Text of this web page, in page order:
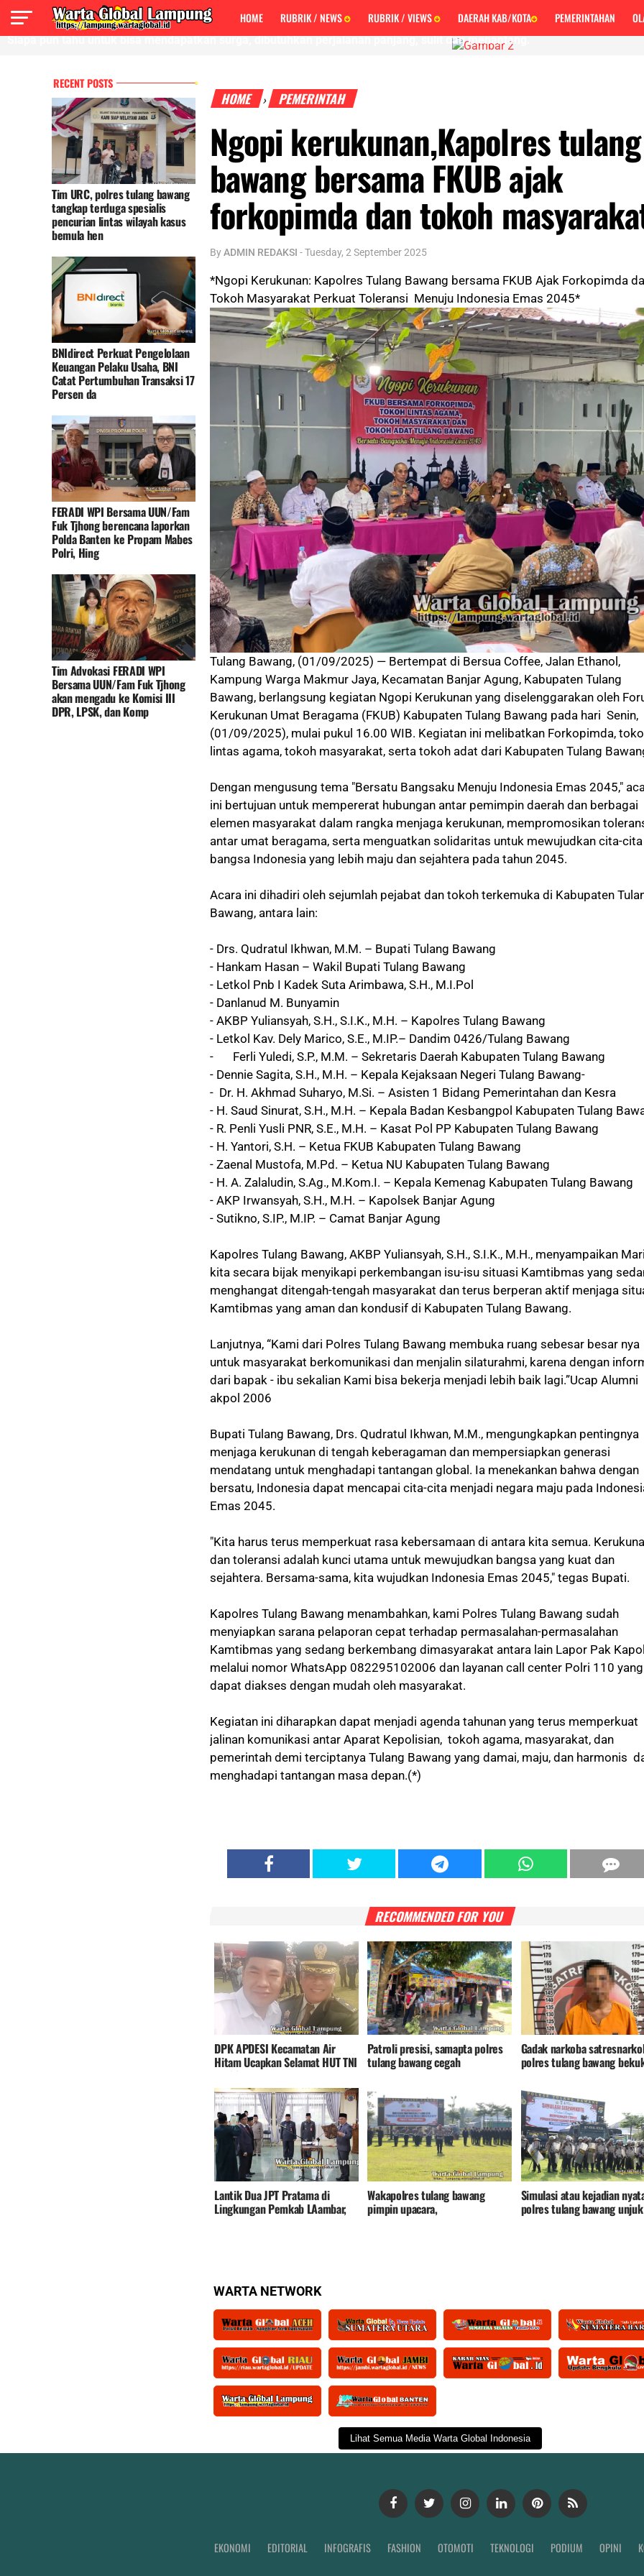
HOME RUBRIK / NEWS RUBRIK / VIEWS DAERAH KAB/KOTA PEMERINTAHAN
Pesona surga yang tersembunyi: Curup Gangsa
Siapa pun tahu untuk bisa mendapatkan surga, dibutuhkan perjalanan panjang, sulit dan menantang.
RECENT POSTS
Tim URC, polres tulang bawang
tangkap terduga spesialis
pencurian lintas wilayah kasus
bemula hen
BNIdirect Perkuat Pengelolaan
Keuangan Pelaku Usaha, BNI
Catat Pertumbuhan Transaksi 17
Persen da
FERADI WPI Bersama UUN/Fam
Fuk Tjhong berencana laporkan
Polda Banten ke Propam Mabes
Polri, Hing
Tim Advokasi FERADI WPI
Bersama UUN/Fam Fuk Tjhong
akan mengadu ke Komisi III
DPR, LPSK, dan Komp
HOME › PEMERINTAH
Ngopi kerukunan,Kapolres tulang
bawang bersama FKUB ajak
forkopimda dan tokoh
ByADMIN REDAKSI -Tuesday, 2 September 2025
*Ngopi Kerukunan: Kapolres Tulang Bawang bersama FKUB Ajak Forkopimda
Tokoh Masyarakat Perkuat Toleransi Menuju Indonesia Emas 2045*
Tulang Bawang, (01/09/2025) — Bertempat di Bersua Coffee, Jalan Ethanol,
Kampung Warga Makmur Jaya, Kecamatan Banjar Agung, Kabupaten Tulang
Bawang, berlangsung kegiatan Ngopi Kerukunan yang diselenggarakan oleh
Kerukunan Umat Beragama (FKUB) Kabupaten Tulang Bawang pada hari Senin,
(01/09/2025), mulai pukul 16.00 WIB. Kegiatan ini melibatkan Forkopimda,
lintas agama, tokoh masyarakat, serta tokoh adat dari Kabupaten Tulang
Dengan mengusung tema "Bersatu Bangsaku Menuju Indonesia Emas 2045,"
ini bertujuan untuk mempererat hubungan antar pemimpin daerah dan berbagai
elemen masyarakat dalam rangka menjaga kerukunan, mempromosikan
antar umat beragama, serta menguatkan solidaritas untuk mewujudkan cita-cita
bangsa Indonesia yang lebih maju dan sejahtera pada tahun 2045.
Acara ini dihadiri oleh sejumlah pejabat dan tokoh terkemuka di Kabupaten
Bawang, antara lain:
- Drs. Qudratul Ikhwan, M.M. – Bupati Tulang Bawang
- Hankam Hasan – Wakil Bupati Tulang Bawang
- Letkol Pnb I Kadek Suta Arimbawa, S.H., M.I.Pol
- Danlanud M. Bunyamin
- AKBP Yuliansyah, S.H., S.I.K., M.H. – Kapolres Tulang Bawang
- Letkol Kav. Dely Marico, S.E., M.IP.– Dandim 0426/Tulang Bawang
-
Ferli Yuledi, S.P., M.M. – Sekretaris Daerah Kabupaten Tulang Bawang
- Dennie Sagita, S.H., M.H. – Kepala Kejaksaan Negeri Tulang Bawang-
- Dr. H. Akhmad Suharyo, M.Si. – Asisten 1 Bidang Pemerintahan dan Kesra
- H. Saud Sinurat, S.H., M.H. – Kepala Badan Kesbangpol Kabupaten Tulang
- R. Penli Yusli PNR, S.E., M.H. – Kasat Pol PP Kabupaten Tulang Bawang
- H. Yantori, S.H. – Ketua FKUB Kabupaten Tulang Bawang
- Zaenal Mustofa, M.Pd. – Ketua NU Kabupaten Tulang Bawang
- H. A. Zalaludin, S.Ag., M.Kom.I. – Kepala Kemenag Kabupaten Tulang Bawang
- AKP Irwansyah, S.H., M.H. – Kapolsek Banjar Agung
- Sutikno, S.IP., M.IP. – Camat Banjar Agung
Kapolres Tulang Bawang, AKBP Yuliansyah, S.H., S.I.K., M.H., menyampaikan
kita secara bijak menyikapi perkembangan isu-isu situasi Kamtibmas yang
menghangat ditengah-tengah masyarakat dan terus berperan aktif menjaga
Kamtibmas yang aman dan kondusif di Kabupaten Tulang Bawang.
Lanjutnya, “Kami dari Polres Tulang Bawang membuka ruang sebesar besar nya
untuk masyarakat berkomunikasi dan menjalin silaturahmi, karena dengan
dari bapak - ibu sekalian Kami bisa bekerja menjadi lebih baik lagi.”Ucap Alumni
akpol 2006
Bupati Tulang Bawang, Drs. Qudratul Ikhwan, M.M., mengungkapkan pentingnya
menjaga kerukunan di tengah keberagaman dan mempersiapkan generasi
mendatang untuk menghadapi tantangan global. Ia menekankan bahwa dengan
bersatu, Indonesia dapat mencapai cita-cita menjadi negara maju pada
Emas 2045.
"Kita harus terus memperkuat rasa kebersamaan di antara kita semua.
dan toleransi adalah kunci utama untuk mewujudkan bangsa yang kuat dan
sejahtera. Bersama-sama, kita wujudkan Indonesia Emas 2045," tegas Bupati.
Kapolres Tulang Bawang menambahkan, kami Polres Tulang Bawang sudah
menyiapkan sarana pelaporan cepat terhadap permasalahan-permasalahan
Kamtibmas yang sedang berkembang dimasyarakat antara lain Lapor Pak
melalui nomor WhatsApp 082295102006 dan layanan call center Polri 110 yang
dapat diakses dengan mudah oleh masyarakat.
Kegiatan ini diharapkan dapat menjadi agenda tahunan yang terus memperkuat
jalinan komunikasi antar Aparat Kepolisian, tokoh agama, masyarakat, dan
pemerintah demi terciptanya Tulang Bawang yang damai, maju, dan harmonis
menghadapi tantangan masa depan.(*)
RECOMMENDED FOR YOU
DPK APDESI Kecamatan Air
Hitam Ucapkan Selamat HUT TNI
ke-80
Patroli presisi, samapta polres
tulang bawang cegah
kriminalitas dan konflik sosial,
Gadak narkoba
polres tulang bawang
pengedar sabu di warung
pinggir jalan
Lantik Dua JPT Pratama di
Lingkungan Pemkab LAambar,
Parosil Mabsus Minta Pejabat
Wakapolres tulang bawang
pimpin upacara,
Simulasi atau kejadian
polres tulang bawang unjuk
kemampuan tangani situasi
WARTA NETWORK
Lihat Semua Media Warta Global Indonesia
EKONOMI EDITORIAL INFOGRAFIS FASHION OTOMOTI TEKNOLOGI PODIUM OPINI